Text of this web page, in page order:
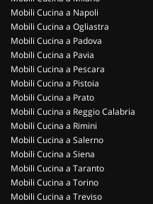
Mobili Cucina a Napoli
Mobili Cucina a Ogliastra
Mobili Cucina a Padova
Mobili Cucina a Pavia
Mobili Cucina a Pescara
Mobili Cucina a Pistoia
Mobili Cucina a Prato
Mobili Cucina a Reggio Calabria
Mobili Cucina a Rimini
Mobili Cucina a Salerno
Mobili Cucina a Siena
Mobili Cucina a Taranto
Mobili Cucina a Torino
Mobili Cucina a Treviso